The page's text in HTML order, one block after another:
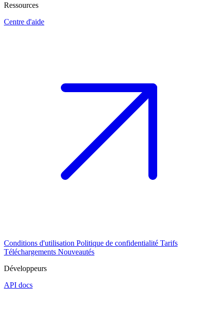
Ressources
Centre d'aide
Conditions d'utilisation Politique de confidentialité Tarifs
Téléchargements Nouveautés
Développeurs
API docs